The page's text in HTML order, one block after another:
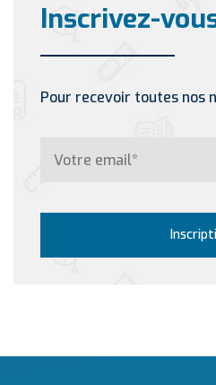
Inscrivez-
Pour recevoir toutes nos